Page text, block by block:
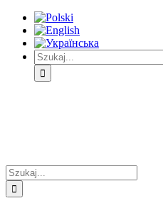
Skip
Treść
główna
Skip
Menu
główne
Skip
Menu
dodatkowe
Szukaj
Szukaj